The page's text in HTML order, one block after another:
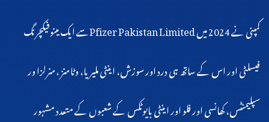
کمپنی نے 2024 میں Pfizer Pakistan Limitedسے ایک مینوفیکچرنگ
فیسلٹی اور اس کے ساتھ ہی درد اور سوزش، اینٹی ملیریا، وٹامنز ،منرلزا ور
سپلیمنٹس، کھانسی اور فلو اور اینٹی بایوٹکس کے شعبوں کے متعدد مشہور